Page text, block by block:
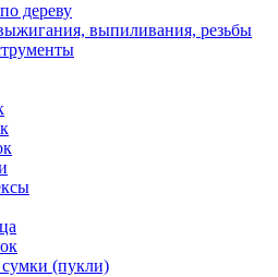
дереву
выпиливания, резьбы
(пукли)